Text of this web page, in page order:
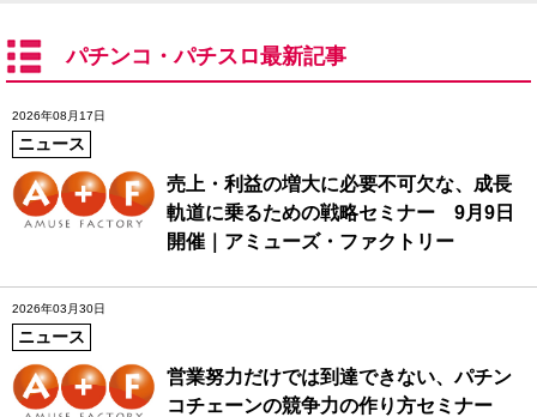
パチンコ・パチスロ最新記事
2026年08月17日
ニュース
売上・利益の増大に必要不可欠な、成長
軌道に乗るための戦略セミナー 9月9日
開催｜アミューズ・ファクトリー
2026年03月30日
ニュース
営業努力だけでは到達できない、パチン
コチェーンの競争力の作り方セミナー